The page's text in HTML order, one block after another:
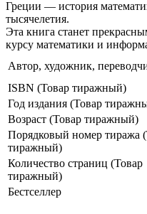
Греции — история
тысячелетия.
Эта книга станет
курсу математики и
Автор, художник,
ISBN (Товар тиражный)
Год издания (Товар
Возраст (Товар тиражный)
Порядковый номер тиража
тиражный)
Количество страниц (Товар
тиражный)
Бестселлер